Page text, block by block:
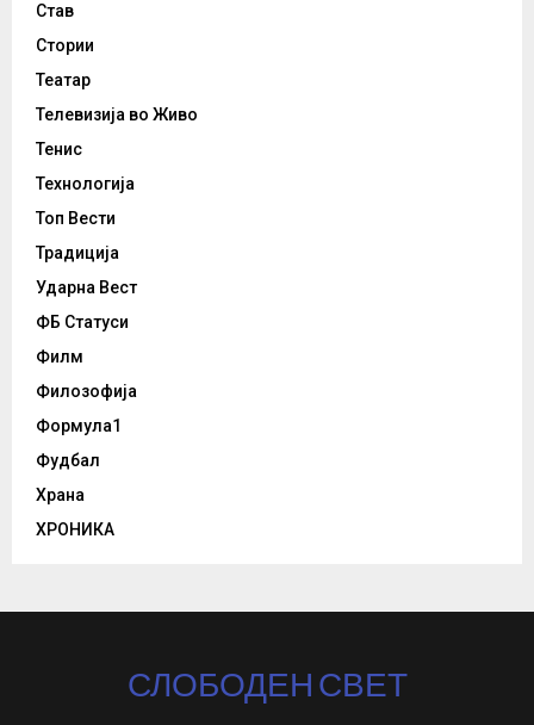
Став
Стории
Театар
Телевизија во Живо
Тенис
Технологија
Топ Вести
Традиција
Ударна Вест
ФБ Статуси
Филм
Филозофија
Формула1
Фудбал
Храна
ХРОНИКА
СЛОБОДЕН СВЕТ